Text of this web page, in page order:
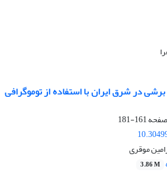
در شرق ایران با استفاده از توموگرافی
161-181
موقری
3.86 M